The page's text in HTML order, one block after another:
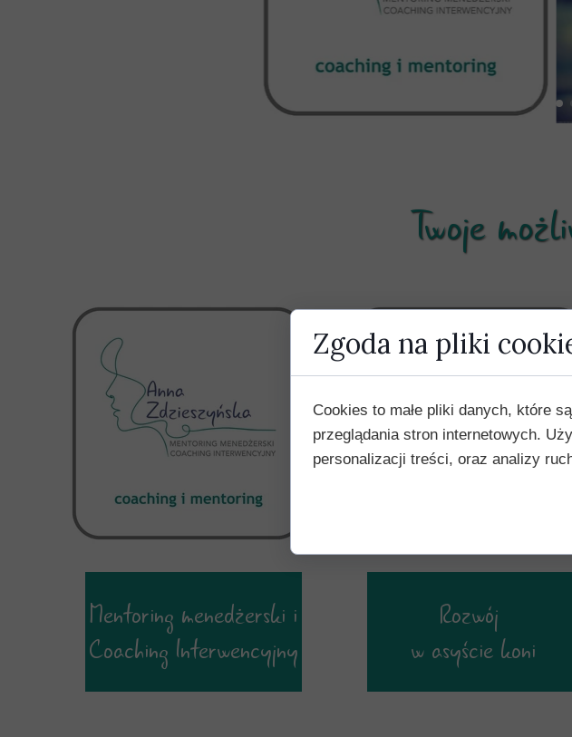
Twoje
Mentoring menedżerski i
Coaching Interwencyjny
Rozwój
w asyście koni
Zgoda na pliki
Cookies to małe pliki danych, które
przeglądania stron internetowych.
personalizacji treści, oraz analizy